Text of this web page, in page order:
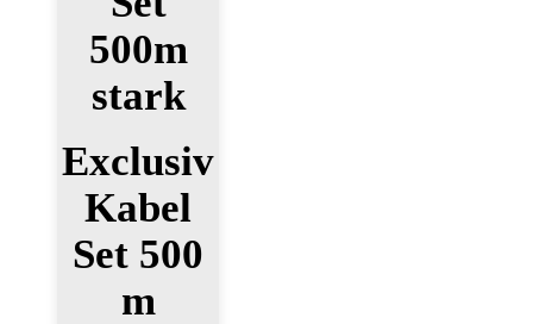
500m
stark
Exclusiv
Kabel
Set 500
m